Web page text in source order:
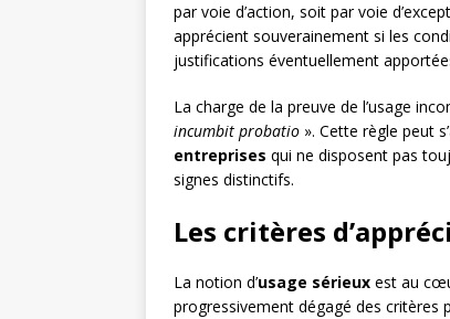
par voie d’action, soit par voie
apprécient souverainement si les
justifications éventuellement
La charge de la preuve de l’usage
incumbit probatio ». Cette règle peut
entreprises qui ne disposent pas
signes distinctifs.
Les critères
La notion d’usage sérieux est au
progressivement dégagé des critères